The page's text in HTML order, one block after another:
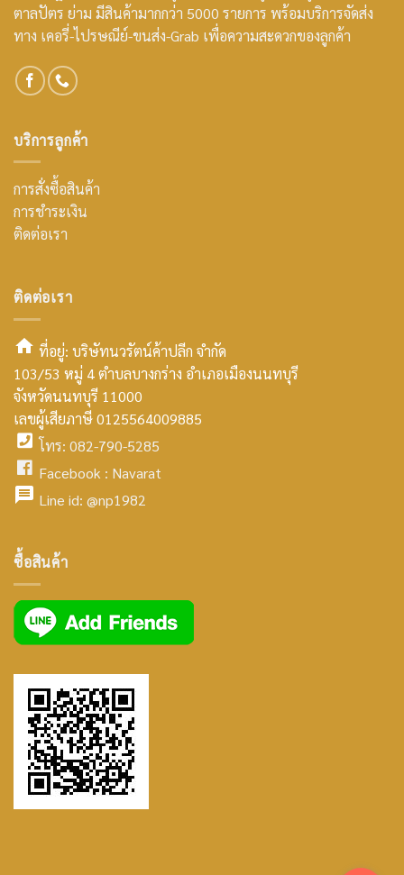
ตาลปัตร ย่าม มีสินค้ามากกว่า 5000 รายการ พร้อมบริการจัดส่ง
ทาง เคอรี่-ไปรษณีย์-ขนส่ง-Grab เพื่อความสะดวกของลูกค้า
บริการลูกค้า
การสั่งซื้อสินค้า
การชำระเงิน
ติดต่อเรา
ติดต่อเรา
smt2
home
icon
ที่อยู่: บริษัทนวรัตน์ค้าปลีก จำกัด
103/53 หมู่ 4 ตำบลบางกร่าง อำเภอเมืองนนทบุรี
จังหวัดนนทบุรี 11000
เลขผู้เสียภาษี 0125564009885
facebook
icon
โทร: 082-790-5285
facebook
Facebook : Navarat
icon
Line id: @np1982
ซื้อสินค้า